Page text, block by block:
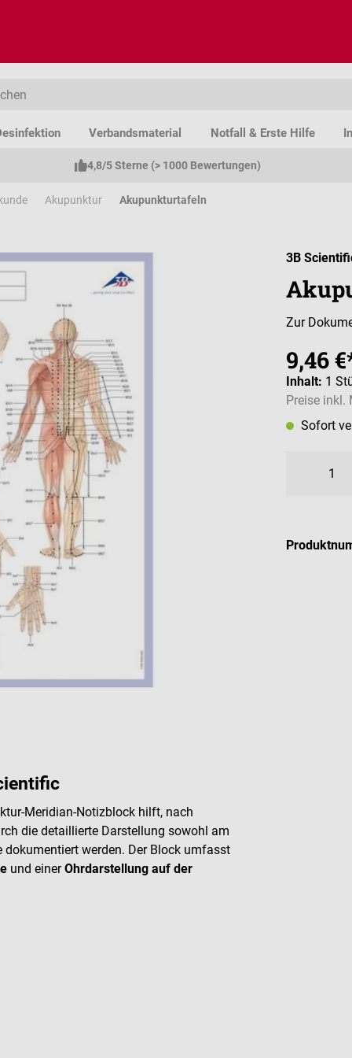
Verbandsmaterial Notfall & Erste Hilfe
4,8/5 Sterne (> 1000 Bewertungen)
Akupunktur Akupunkturtafeln
3B
Zur
9,46
Inhalt: 1
Preise inkl.
Sofort
Meridian-Notizblock hilft, nach
die detaillierte Darstellung sowohl am
werden. Der Block umfasst
und einerOhrdarstellung auf der